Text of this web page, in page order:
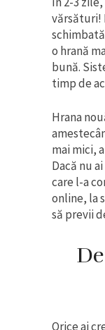
vărsături!
o hrană
bună.
timp de
Hrana
mai mici,
Dacă nu
care l-a
online, la
să previi
Orice ai